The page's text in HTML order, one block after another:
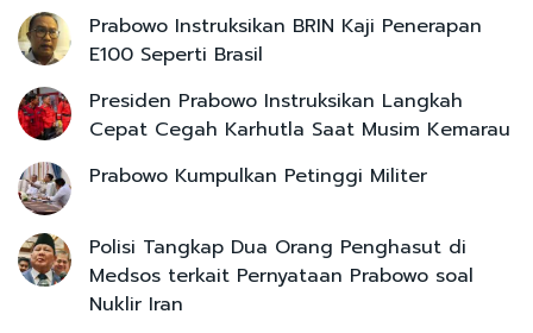
Prabowo Instruksikan BRIN Kaji Penerapan
E100 Seperti Brasil
Presiden Prabowo Instruksikan Langkah
Cepat Cegah Karhutla Saat Musim Kemarau
Prabowo Kumpulkan Petinggi Militer
Polisi Tangkap Dua Orang Penghasut di
Medsos terkait Pernyataan Prabowo soal
Nuklir Iran